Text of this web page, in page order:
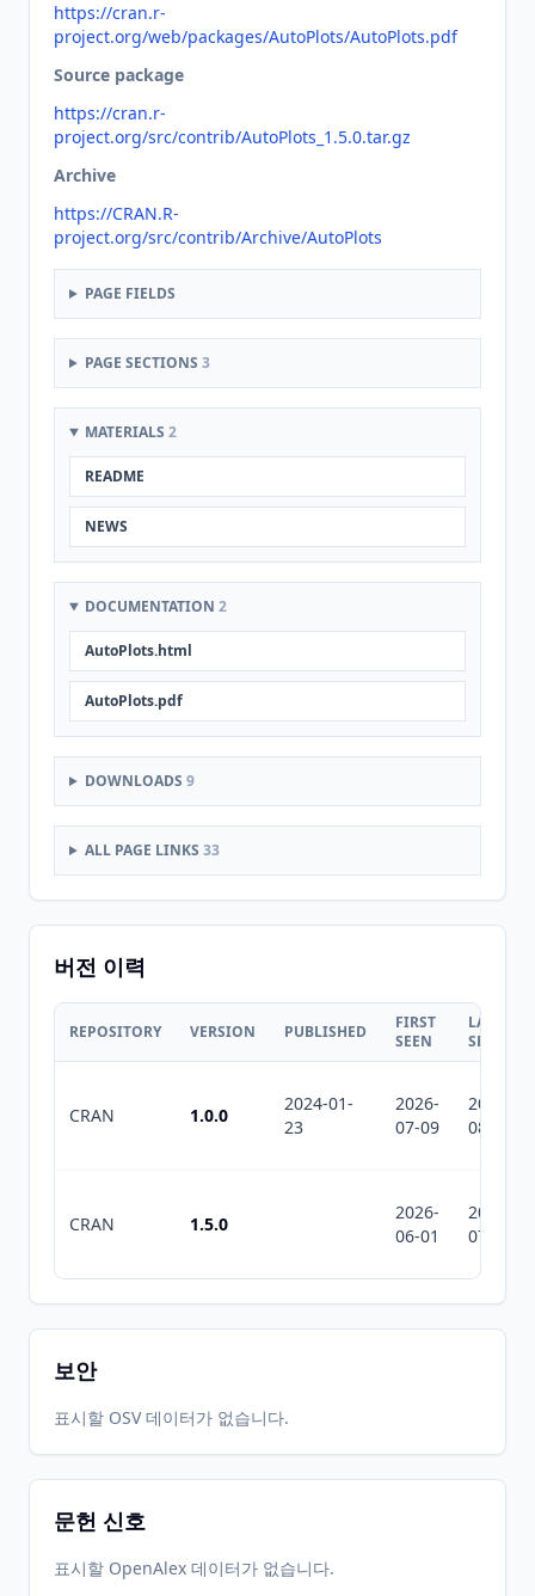
https://cran.r-
project.org/web/packages/AutoPlots/AutoPlots.pdf
Source package
https://cran.r-
project.org/src/contrib/AutoPlots_1.5.0.tar.gz
Archive
https://CRAN.R-
project.org/src/contrib/Archive/AutoPlots
PAGE FIELDS
PAGE SECTIONS 3
MATERIALS 2
README
NEWS
DOCUMENTATION 2
AutoPlots.html
AutoPlots.pdf
DOWNLOADS 9
ALL PAGE LINKS 33
버전 이력
REPOSITORY VERSION PUBLISHED
FIRST
SEEN
LAST
SEEN
CRAN 1.0.0
2024-01-
23
2026-
07-09
2026-
08-09
CRAN 1.5.0
2026-
06-01
2026-
07-10
보안
표시할 OSV 데이터가 없습니다.
문헌 신호
표시할 OpenAlex 데이터가 없습니다.